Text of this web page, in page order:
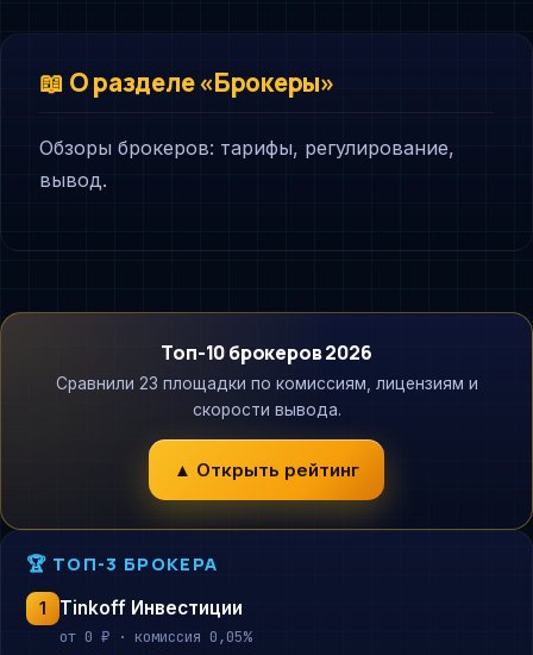
📖 О разделе «Брокеры»
Обзоры брокеров: тарифы, регулирование,
вывод.
Топ-10 брокеров 2026
Сравнили 23 площадки по комиссиям, лицензиям и
скорости вывода.
▲ Открыть рейтинг
🏆 ТОП-3 БРОКЕРА
1 Tinkoff Инвестиции
от 0 ₽ · комиссия 0,05%